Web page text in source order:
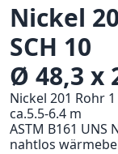
Nickel
SCH 10
Ø 48,3 x
Nickel 201 Rohr
ca.5.5-6.4 m
ASTM B161 UNS
nahtlos